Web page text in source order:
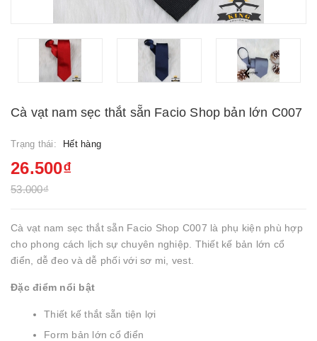
Cà vạt nam sẹc thắt sẵn Facio Shop bản lớn C007
Trạng thái: Hết hàng
26.500₫
53.000₫
Cà vạt nam sẹc thắt sẵn Facio Shop C007 là phụ kiện phù hợp
cho phong cách lịch sự chuyên nghiệp. Thiết kế bản lớn cổ
điển, dễ đeo và dễ phối với sơ mi, vest.
Đặc điểm nổi bật
Thiết kế thắt sẵn tiện lợi
Form bản lớn cổ điển